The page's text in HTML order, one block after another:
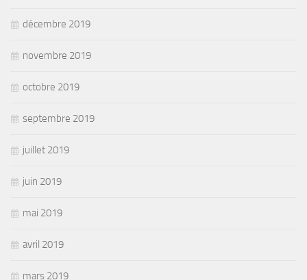
décembre 2019
novembre 2019
octobre 2019
septembre 2019
juillet 2019
juin 2019
mai 2019
avril 2019
mars 2019